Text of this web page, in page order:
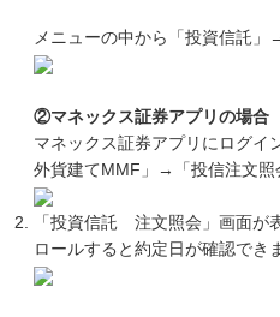
メニューの中から「投資信託」
②マネックス証券アプリの場合
マネックス証券アプリにログ
外貨建てMMF」→「投信注文照
「投資信託 注文照会」画面が
ロールすると約定日が確認でき